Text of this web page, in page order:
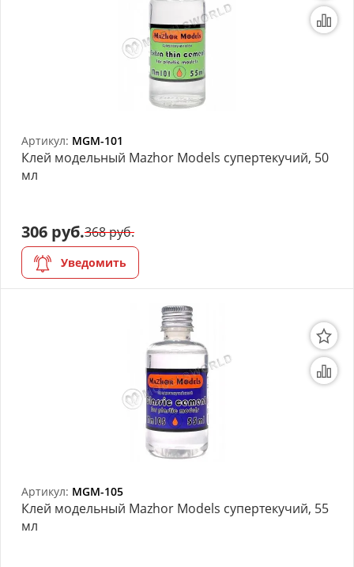
Артикул: MGM-101
Клей модельный Mazhor Models супертекучий, 50
мл
306 руб.368 руб.
Уведомить
Артикул: MGM-105
Клей модельный Mazhor Models супертекучий, 55
мл